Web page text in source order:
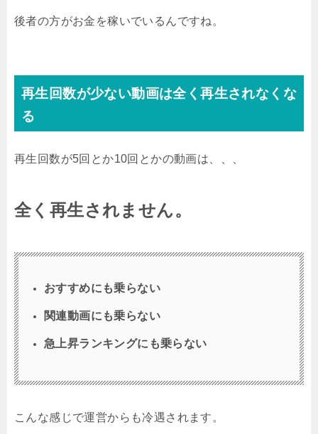
後者の方がお金を稼いでいるんですね。
再生回数が少ない動画は全く再生されなくな
る
再生回数が5回とか10回とかの動画は、、、
全く再生されません。
おすすめにも乗らない
関連動画にも乗らない
急上昇ランキングにも乗らない
こんな感じで運営からも冷遇されます。